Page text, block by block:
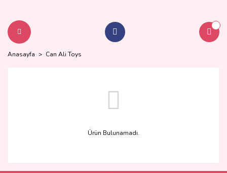
Anasayfa Can Ali Toys
Ürün Bulunamadı.